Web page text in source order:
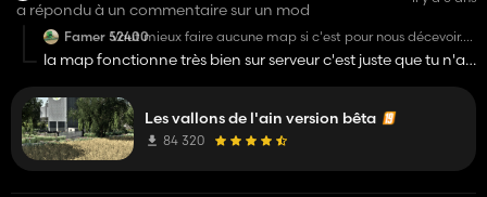
a répondu à un commentaire sur un mod
Famer 52400Vaut mieux faire aucune map si c'est pour nous décevoir.
J'ai mis la partie sur serveur comme dit dans le bloc note
et elle marche pas
HONTEUX!!!!!!!!!!!!!!!!!!!!!!!!!!!!
la map fonctionne très bien sur serveur c'est juste que tu n'ai
Les vallons de l'ain version bêta
84 320